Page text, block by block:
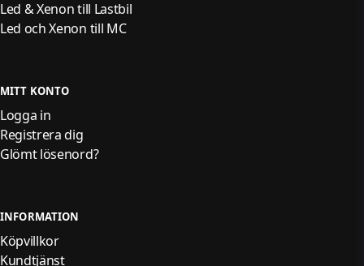
Led & Xenon till Lastbil
Led och Xenon till MC
MITT KONTO
Logga in
Registrera dig
Glömt lösenord?
INFORMATION
Köpvillkor
Kundtjänst